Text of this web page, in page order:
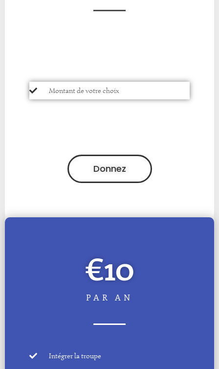
Montant de votre choix
Donnez
€10
PAR AN
Intégrer la troupe